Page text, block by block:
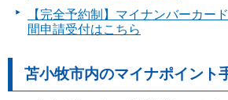
【完全予約制】マイナンバーカー
間申請受付はこちら
苫小牧市内のマイナポイント